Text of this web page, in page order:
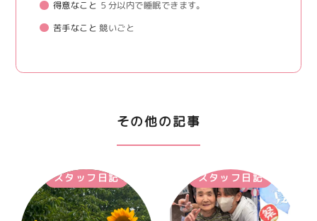
得意なこと ５分以内で睡眠できます。
苦手なこと 競いごと
その他の記事
スタッフ日記 スタッフ日記